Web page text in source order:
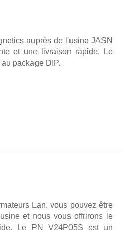
auprès de l'usine JASN
et une livraison rapide. Le
package DIP.
Lan, vous pouvez être
et nous vous offrirons le
Le PN V24P05S est un